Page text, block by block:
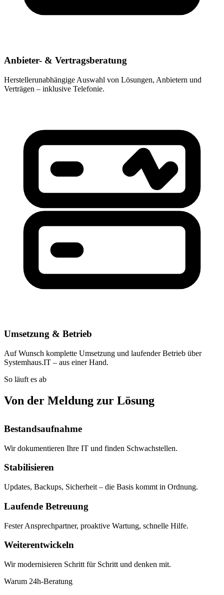
Anbieter- & Vertragsberatung
Herstellerunabhängige Auswahl von Lösungen, Anbietern und
Verträgen – inklusive Telefonie.
Umsetzung & Betrieb
Auf Wunsch komplette Umsetzung und laufender Betrieb über
Systemhaus.IT – aus einer Hand.
So läuft es ab
Von der Meldung zur Lösung
Bestandsaufnahme
Wir dokumentieren Ihre IT und finden Schwachstellen.
Stabilisieren
Updates, Backups, Sicherheit – die Basis kommt in Ordnung.
Laufende Betreuung
Fester Ansprechpartner, proaktive Wartung, schnelle Hilfe.
Weiterentwickeln
Wir modernisieren Schritt für Schritt und denken mit.
Warum 24h-Beratung